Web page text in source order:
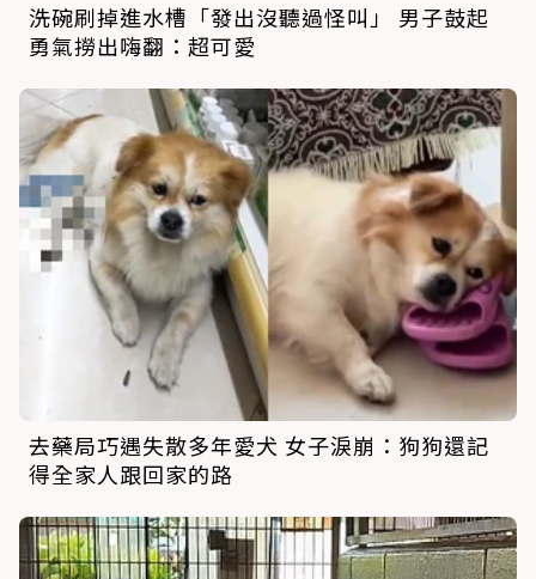
洗碗刷掉進水槽「發出沒聽過怪叫」 男子鼓起
勇氣撈出嗨翻：超可愛
去藥局巧遇失散多年愛犬 女子淚崩：狗狗還記
得全家人跟回家的路